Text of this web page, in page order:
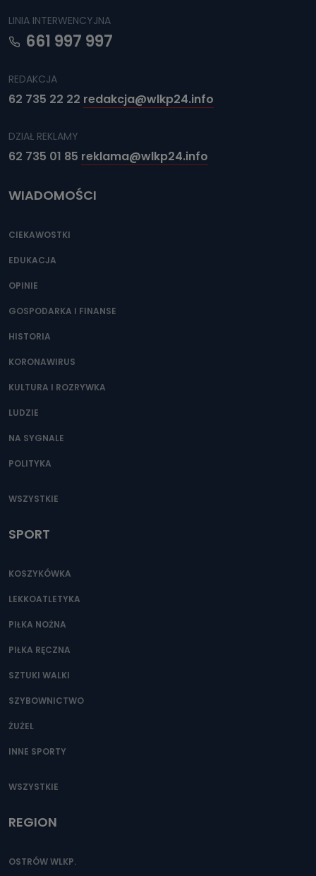
LINIA INTERWENCYJNA
661 997 997
REDAKCJA
62 735 22 22 redakcja@wlkp24.info
DZIAŁ REKLAMY
62 735 01 85 reklama@wlkp24.info
WIADOMOŚCI
CIEKAWOSTKI
EDUKACJA
OPINIE
GOSPODARKA I FINANSE
HISTORIA
KORONAWIRUS
KULTURA I ROZRYWKA
LUDZIE
NA SYGNALE
POLITYKA
WSZYSTKIE
SPORT
KOSZYKÓWKA
LEKKOATLETYKA
PIŁKA NOŻNA
PIŁKA RĘCZNA
SZTUKI WALKI
SZYBOWNICTWO
ŻUŻEL
INNE SPORTY
WSZYSTKIE
REGION
OSTRÓW WLKP.